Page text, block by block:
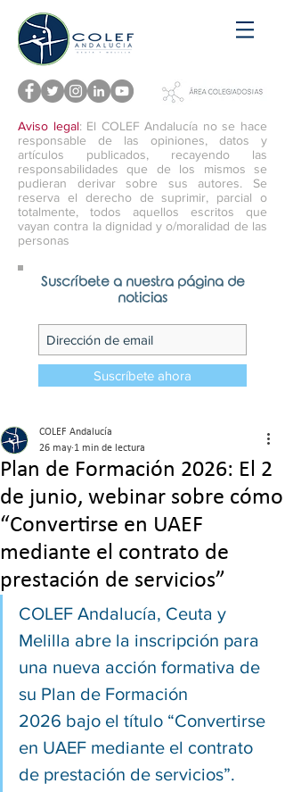
Aviso legal: El COLEF Andalucía no se hace
responsable de las opiniones, datos y
artículos publicados, recayendo las
responsabilidades que de los mismos se
pudieran derivar sobre sus autores. Se
reserva el derecho de suprimir, parcial o
totalmente, todos aquellos escritos que
vayan contra la dignidad y o/moralidad de las
personas
Suscríbete a nuestra página de
noticias
Suscríbete ahora
Plan de Formación 2026: El 2
de junio, webinar sobre cómo
“Convertirse en UAEF
mediante el contrato de
prestación de servicios”
COLEF Andalucía
26 may 1 min de lectura
COLEF Andalucía, Ceuta y
Melilla abre la inscripción para
una nueva acción formativa de
su Plan de Formación
2026 bajo el título “Convertirse
en UAEF mediante el contrato
de prestación de servicios”.